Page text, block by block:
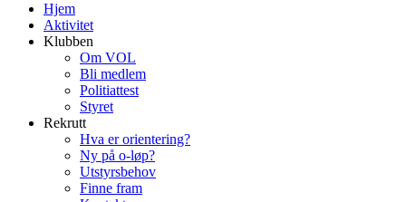
Hjem
Aktivitet
Klubben
Om VOL
Bli medlem
Politiattest
Styret
Rekrutt
Hva er orientering?
Ny på o-løp?
Utstyrsbehov
Finne fram